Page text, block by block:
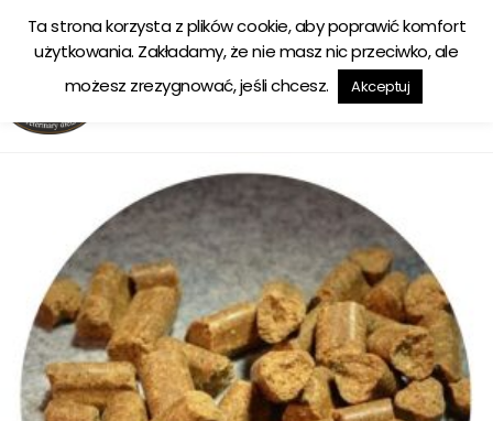
Ekologiczna karma tworzona w zgodzie z naturą
Ta strona korzysta z plików cookie, aby poprawić komfort
użytkowania. Zakładamy, że nie masz nic przeciwko, ale
możesz zrezygnować, jeśli chcesz.
Akceptuj